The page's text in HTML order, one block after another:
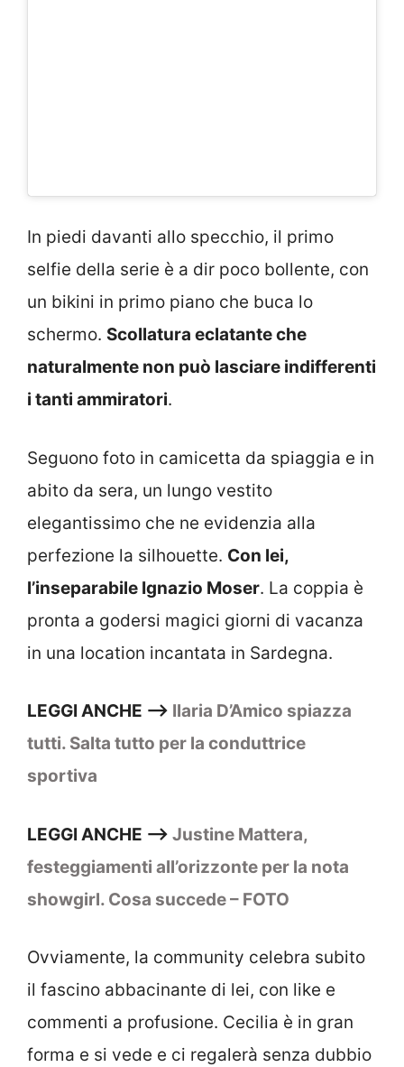
In piedi davanti allo specchio, il primo
selfie della serie è a dir poco bollente, con
un bikini in primo piano che buca lo
schermo. Scollatura eclatante che
naturalmente non può lasciare indifferenti
i tanti ammiratori.
Seguono foto in camicetta da spiaggia e in
abito da sera, un lungo vestito
elegantissimo che ne evidenzia alla
perfezione la silhouette. Con lei,
l’inseparabile Ignazio Moser. La coppia è
pronta a godersi magici giorni di vacanza
in una location incantata in Sardegna.
LEGGI ANCHE –> Ilaria D’Amico spiazza
tutti. Salta tutto per la conduttrice
sportiva
LEGGI ANCHE –> Justine Mattera,
festeggiamenti all’orizzonte per la nota
showgirl. Cosa succede – FOTO
Ovviamente, la community celebra subito
il fascino abbacinante di lei, con like e
commenti a profusione. Cecilia è in gran
forma e si vede e ci regalerà senza dubbio